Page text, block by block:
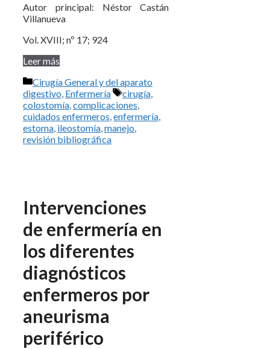
Autor principal: Néstor Castán
Villanueva
Vol. XVIII; nº 17; 924
Leer más
Categorías
Cirugía General y del aparato
digestivo Enfermería Etiquetas
cirugía
colostomía complicaciones
cuidados enfermeros enfermería
estoma ileostomía manejo
revisión bibliográfica
Intervenciones
de enfermería en
los diferentes
diagnósticos
enfermeros por
aneurisma
periférico